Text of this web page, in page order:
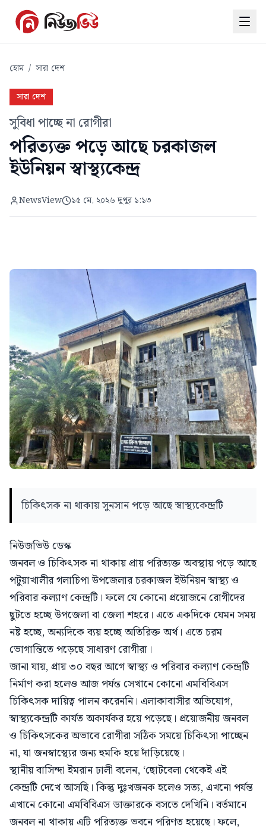
হোম / সারা দেশ
সারা দেশ
সুবিধা পাচ্ছে না রোগীরা
পরিত্যক্ত পড়ে আছে চরকাজল
ইউনিয়ন স্বাস্থ্যকেন্দ্র
NewsView ১৫ মে, ২০২৬ দুপুর ১:১৩
চিকিৎসক না থাকায় সুনসান পড়ে আছে স্বাস্থ্যকেন্দ্রটি
নিউজভিউ ডেস্ক
জনবল ও চিকিৎসক না থাকায় প্রায় পরিত্যক্ত অবস্থায় পড়ে আছে
পটুয়াখালীর গলাচিপা উপজেলার চরকাজল ইউনিয়ন স্বাস্থ্য ও
পরিবার কল্যাণ কেন্দ্রটি। ফলে যে কোনো প্রয়োজনে রোগীদের
ছুটতে হচ্ছে উপজেলা বা জেলা শহরে। এতে একদিকে যেমন সময়
নষ্ট হচ্ছে, অন্যদিকে ব্যয় হচ্ছে অতিরিক্ত অর্থ। এতে চরম
ভোগান্তিতে পড়েছে সাধারণ রোগীরা।
জানা যায়, প্রায় ৩০ বছর আগে স্বাস্থ্য ও পরিবার কল্যাণ কেন্দ্রটি
নির্মাণ করা হলেও আজ পর্যন্ত সেখানে কোনো এমবিবিএস
চিকিৎসক দায়িত্ব পালন করেননি। এলাকাবাসীর অভিযোগ,
স্বাস্থ্যকেন্দ্রটি কার্যত অকার্যকর হয়ে পড়েছে। প্রয়োজনীয় জনবল
ও চিকিৎসকের অভাবে রোগীরা সঠিক সময়ে চিকিৎসা পাচ্ছেন
না, যা জনস্বাস্থ্যের জন্য হুমকি হয়ে দাঁড়িয়েছে।
স্থানীয় বাসিন্দা ইমরান ঢালী বলেন, ‘ছোটবেলা থেকেই এই
কেন্দ্রটি দেখে আসছি। কিন্তু দুঃখজনক হলেও সত্য, এখনো পর্যন্ত
এখানে কোনো এমবিবিএস ডাক্তারকে বসতে দেখিনি। বর্তমানে
জনবল না থাকায় এটি পরিত্যক্ত ভবনে পরিণত হয়েছে। ফলে,